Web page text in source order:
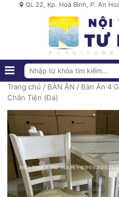
QL 22, Kp. Hoà Bình, P. An
Trang chủ / BÀN ĂN / Bàn Ăn 4
Chân Tiện (Đá)